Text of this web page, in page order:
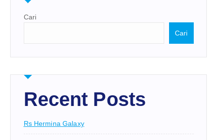
Cari
Cari
Recent Posts
Rs Hermina Galaxy